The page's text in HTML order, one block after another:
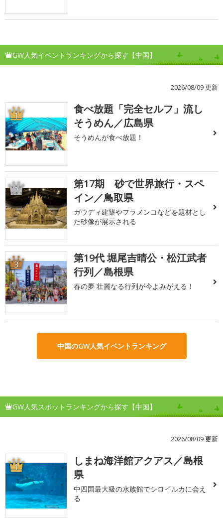
GW人気イベントランキングから探す【中国】
2026/08/09 更新
1
食べ放題「完全セルフ」流し
そうめん／広島県
そうめんが食べ放題！
2
第17期 砂で世界旅行・スペ
イン／鳥取県
ガウディ建築やフラメンコなどを題材とし
た砂像が展示される
3
第19代 堀尾吉晴公・松江武者
行列／島根県
春の夢 壮麗なる行列が今よみがえる！
中国のGW人気イベントランキング
GW人気スポットランキングから探す【中国】
2026/08/09 更新
1
しまね海洋館アクアス／島根
県
中四国最大級の水族館でシロイルカに会え
る